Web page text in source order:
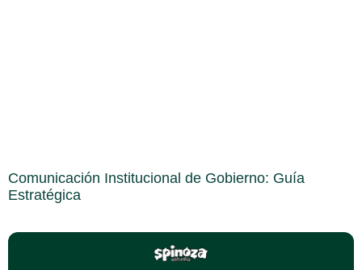
Comunicación Institucional de Gobierno: Guía
Estratégica